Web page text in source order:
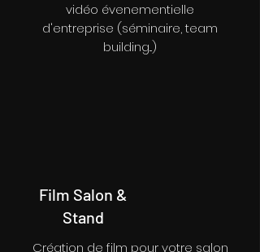
vidéo évenementielle
d'entreprise (séminaire, team
building...)
Film Salon &
Stand
Création de film pour votre salon